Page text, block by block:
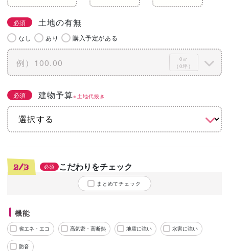
必須 土地の有無
なし あり 購入予定がある
0㎡
（0坪）
必須 建物予算※土地代抜き
2/3 必須 こだわりをチェック
まとめてチェック
機能
省エネ・エコ 高気密・高断熱 地震に強い 水害に強い
防音